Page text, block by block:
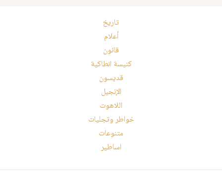
تاريخ
أعلام
قانون
كنيسة انطاكية
قديسون
الإنجيل
اللاهوت
خواطر وتجليات
متنوعات
اساطير